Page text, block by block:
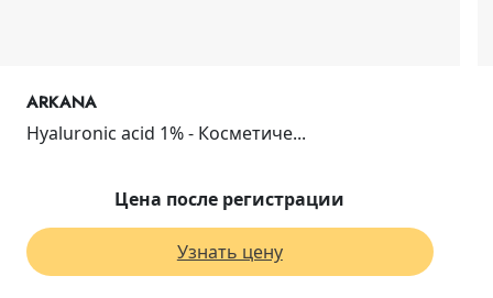
ARKANA
Hyaluronic acid 1% - Косметиче...
Цена после регистрации
Узнать цену